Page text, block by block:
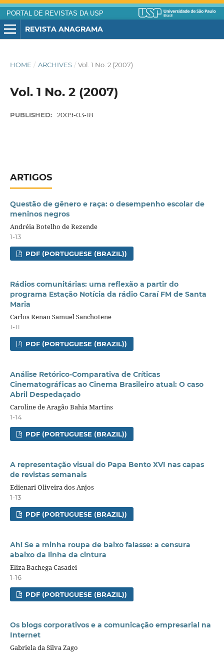
PORTAL DE REVISTAS DA USP
REVISTA ANAGRAMA
HOME / ARCHIVES / Vol. 1 No. 2 (2007)
Vol. 1 No. 2 (2007)
PUBLISHED: 2009-03-18
ARTIGOS
Questão de gênero e raça: o desempenho escolar de
meninos negros
Andréia Botelho de Rezende
1-13
PDF (PORTUGUESE (BRAZIL))
Rádios comunitárias: uma reflexão a partir do
programa Estação Notícia da rádio Caraí FM de Santa
Maria
Carlos Renan Samuel Sanchotene
1-11
PDF (PORTUGUESE (BRAZIL))
Análise Retórico-Comparativa de Críticas
Cinematográficas ao Cinema Brasileiro atual: O caso
Abril Despedaçado
Caroline de Aragão Bahia Martins
1-14
PDF (PORTUGUESE (BRAZIL))
A representação visual do Papa Bento XVI nas capas
de revistas semanais
Edienari Oliveira dos Anjos
1-13
PDF (PORTUGUESE (BRAZIL))
Ah! Se a minha roupa de baixo falasse: a censura
abaixo da linha da cintura
Eliza Bachega Casadei
1-16
PDF (PORTUGUESE (BRAZIL))
Os blogs corporativos e a comunicação empresarial na
Internet
Gabriela da Silva Zago